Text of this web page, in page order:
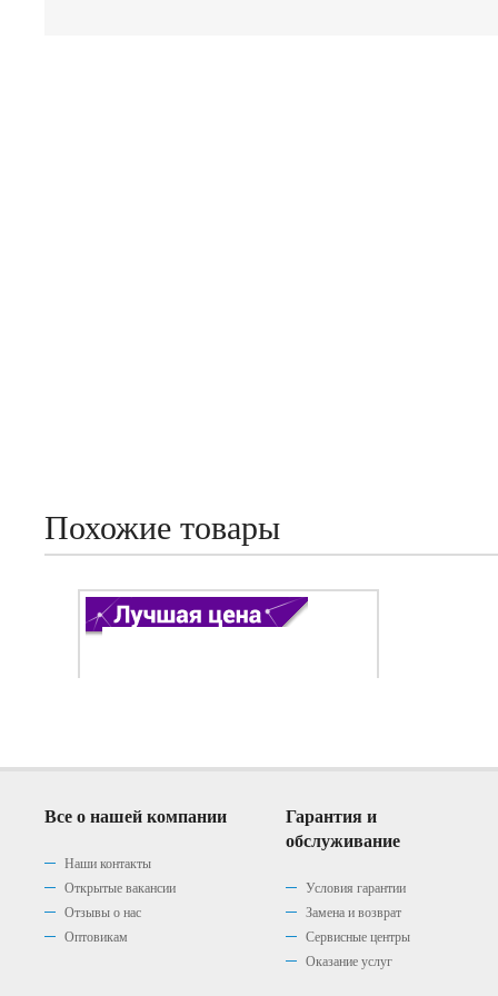
Похожие товары
Варочная панель Gefest 2230
Варочная панель Gefest 2230
Варочная панель Gefest 2230
Варочная панель Gefest 2230
Все о нашей компании
Наши контакты
Открытые вакансии
Отзывы о нас
Оптовикам
Гарантия и
обслуживание
Условия гарантии
Замена и возврат
Сервисные центры
Оказание услуг